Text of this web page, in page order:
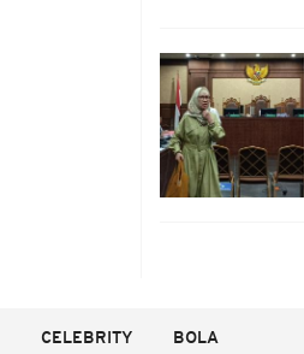
CELEBRITY BOLA